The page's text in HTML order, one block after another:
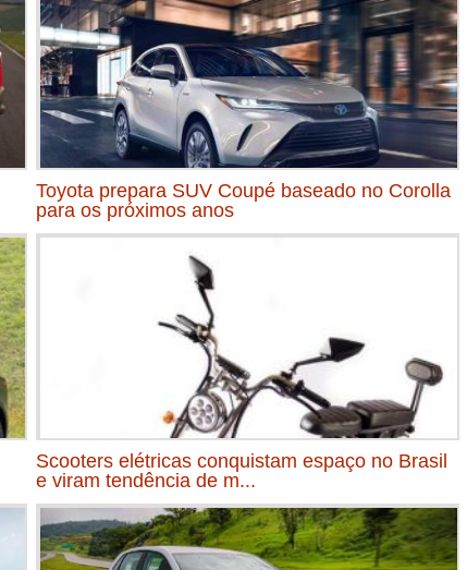
Toyota prepara SUV Coupé baseado no Corolla
para os próximos anos
Scooters elétricas conquistam espaço no Brasil
e viram tendência de m...